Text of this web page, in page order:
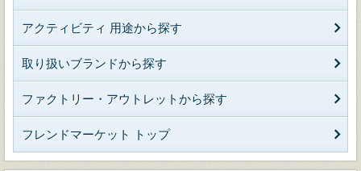
アクティビティ 用途から探す
取り扱いブランドから探す
ファクトリー・アウトレットから探す
フレンドマーケット トップ